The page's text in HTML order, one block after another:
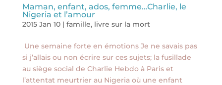
Maman, enfant, ados, femme…Charlie, le
Nigeria et l’amour
2015 Jan 10| famille, livre sur la mort
Une semaine forte en émotions Je ne savais pas
si j’allais ou non écrire sur ces sujets; la fusillade
au siège social de Charlie Hebdo à Paris et
l’attentat meurtrier au Nigeria où une enfant